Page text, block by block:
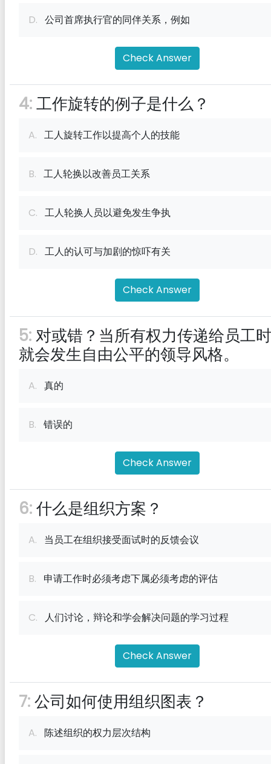
D. 公司首席执行官的同伴关系，例如
Check Answer
4:工作旋转的例子是什么？
A. 工人旋转工作以提高个人的技能
B. 工人轮换以改善员工关系
C. 工人轮换人员以避免发生争执
D. 工人的认可与加剧的惊吓有关
Check Answer
5:对或错？当所有权力传递给员工
就会发生自由公平的领导风格。
A. 真的
B. 错误的
Check Answer
6:什么是组织方案？
A. 当员工在组织接受面试时的反馈会议
B. 申请工作时必须考虑下属必须考虑的评估
C. 人们讨论，辩论和学会解决问题的学习过程
Check Answer
7:公司如何使用组织图表？
A. 陈述组织的权力层次结构